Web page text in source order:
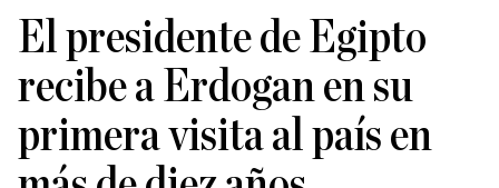
El presidente de Egipto
recibe a Erdogan en su
primera visita al país en